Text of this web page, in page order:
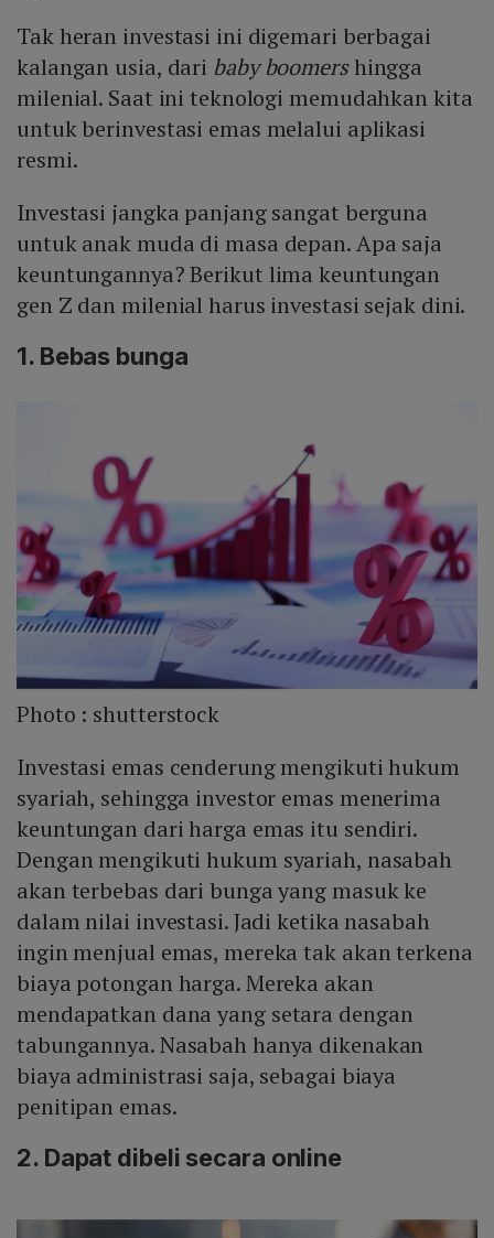
Tak heran investasi ini digemari berbagai
kalangan usia, dari baby boomershingga
milenial. Saat ini teknologi memudahkan kita
untuk berinvestasi emas melalui aplikasi
resmi.
Investasi jangka panjang sangat berguna
untuk anak muda di masa depan. Apa saja
keuntungannya? Berikut lima keuntungan
gen Z dan milenial harus investasi sejak dini.
1. Bebas bunga
Photo : shutterstock
Investasi emas cenderung mengikuti hukum
syariah, sehingga investor emas menerima
keuntungan dari harga emas itu sendiri.
Dengan mengikuti hukum syariah, nasabah
akan terbebas dari bunga yang masuk ke
dalam nilai investasi. Jadi ketika nasabah
ingin menjual emas, mereka tak akan terkena
biaya potongan harga. Mereka akan
mendapatkan dana yang setara dengan
tabungannya. Nasabah hanya dikenakan
biaya administrasi saja, sebagai biaya
penitipan emas.
2. Dapat dibeli secara online